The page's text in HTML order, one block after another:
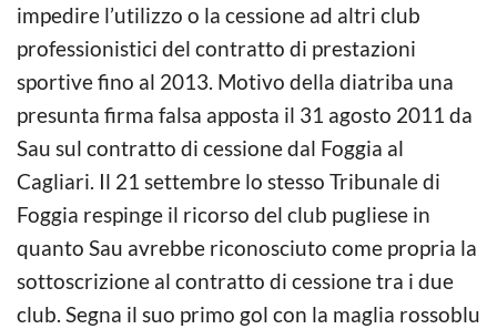
impedire l’utilizzo o la cessione ad altri club
professionistici del contratto di prestazioni
sportive fino al 2013. Motivo della diatriba una
presunta firma falsa apposta il 31 agosto 2011 da
Sau sul contratto di cessione dal Foggia al
Cagliari. Il 21 settembre lo stesso Tribunale di
Foggia respinge il ricorso del club pugliese in
quanto Sau avrebbe riconosciuto come propria la
sottoscrizione al contratto di cessione tra i due
club. Segna il suo primo gol con la maglia rossoblu